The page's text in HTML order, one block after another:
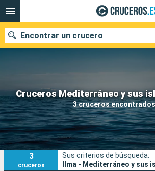
Cruceros Mediterráneo y sus
3 cruceros encontrados
Encontrar un crucero
Nuestros destinos
Fecha de salida
Puertos
3
cruceros
Sus criterios de búsqueda:
Ilma - Mediterráneo y sus